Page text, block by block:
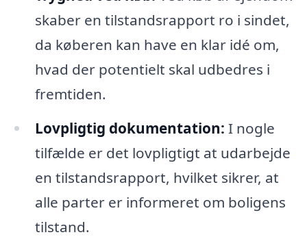
skaber en tilstandsrapport ro i sindet,
da køberen kan have en klar idé om,
hvad der potentielt skal udbedres i
fremtiden.
Lovpligtig dokumentation: I nogle
tilfælde er det lovpligtigt at udarbejde
en tilstandsrapport, hvilket sikrer, at
alle parter er informeret om boligens
tilstand.